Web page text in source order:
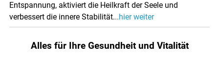
Entspannung, aktiviert die Heilkraft der Seele und
verbessert die innere Stabilität...hier weiter
Alles für Ihre Gesundheit und Vitalität